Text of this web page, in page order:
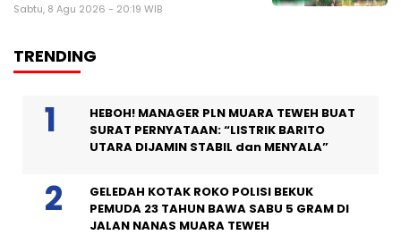
Sabtu, 8 Agu 2026 - 20:19 WIB
TRENDING
HEBOH! MANAGER PLN MUARA TEWEH BUAT
SURAT PERNYATAAN: “LISTRIK BARITO
UTARA DIJAMIN STABIL dan MENYALA”
GELEDAH KOTAK ROKO POLISI BEKUK
PEMUDA 23 TAHUN BAWA SABU 5 GRAM DI
JALAN NANAS MUARA TEWEH